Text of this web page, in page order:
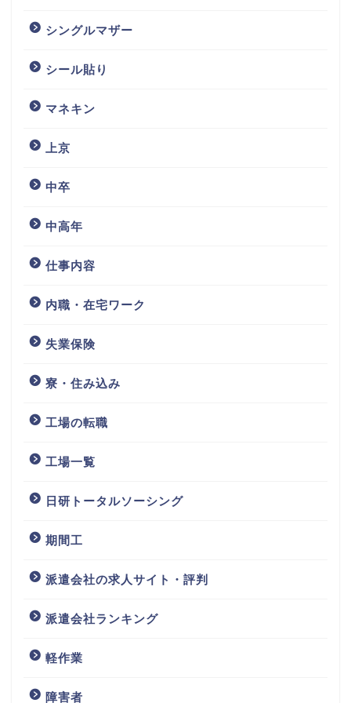
シングルマザー
シール貼り
マネキン
上京
中卒
中高年
仕事内容
内職・在宅ワーク
失業保険
寮・住み込み
工場の転職
工場一覧
日研トータルソーシング
期間工
派遣会社の求人サイト・評判
派遣会社ランキング
軽作業
障害者